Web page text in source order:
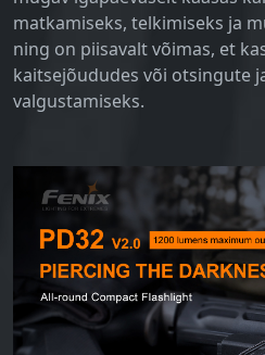
matkamiseks, telkimiseks ja
ning on piisavalt võimas, et
kaitsejõududes või otsingute
valgustamiseks.